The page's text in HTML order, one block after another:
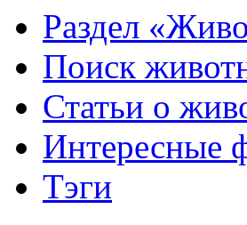
Раздел
Поиск
Статьи о
Интересные
Тэги